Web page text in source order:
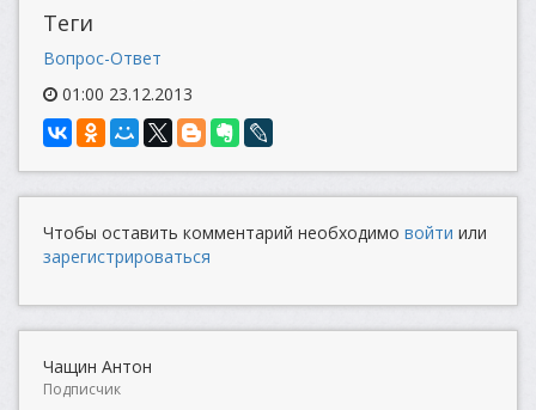
Теги
Вопрос-Ответ
01:00 23.12.2013
Чтобы оставить комментарий необходимо войти или
зарегистрироваться
Чащин Антон
Подписчик